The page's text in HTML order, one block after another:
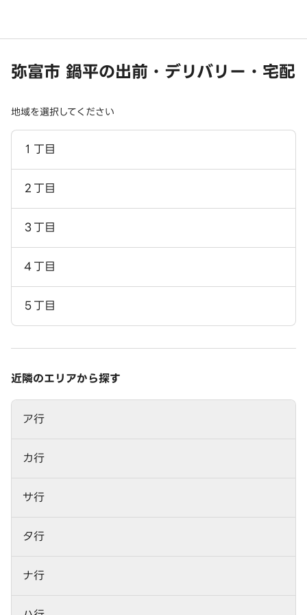
弥富市 鍋平の出前・デリバリー・宅配
地域を選択してください
１丁目
２丁目
３丁目
４丁目
５丁目
近隣のエリアから探す
ア行
カ行
サ行
タ行
ナ行